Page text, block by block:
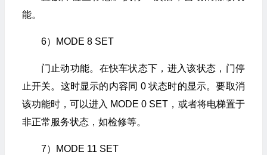
能。
6）MODE 8 SET
门止动功能。在快车状态下，进入该状态，门停
止开关。这时显示的内容同 0 状态时的显示。要取消
该功能时，可以进入 MODE 0 SET，或者将电梯置于
非正常服务状态，如检修等。
7）MODE 11 SET